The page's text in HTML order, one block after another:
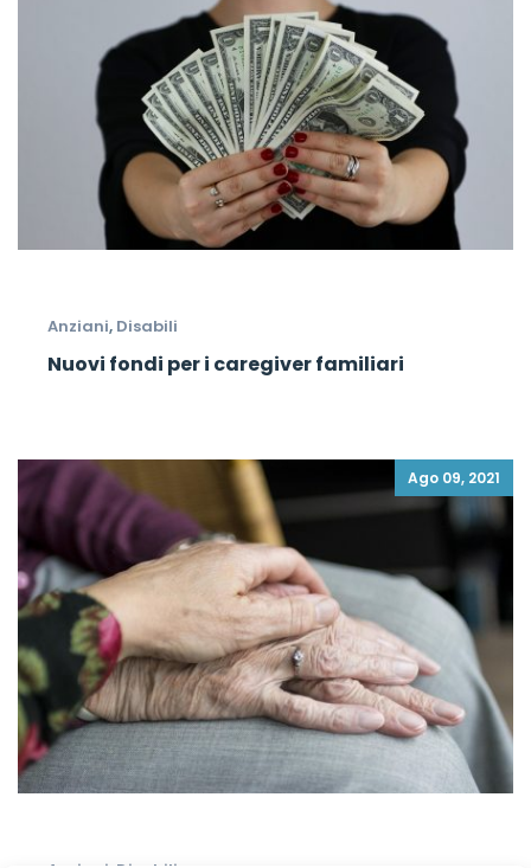
Anziani, Disabili
Nuovi fondi per i caregiver familiari
Ago 09, 2021